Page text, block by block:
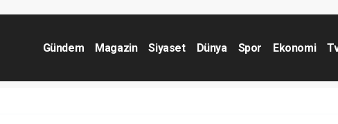
Gündem Magazin Siyaset Dünya Spor Ekonomi